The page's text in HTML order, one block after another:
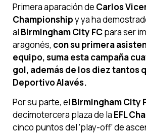
Primera aparación de Carlos
Championshipy ya ha
al Birmingham City FCpara ser
aragonés, con su primera
equipo, suma esta campaña
gol, además de los diez tantos
Deportivo Alavés.
Por su parte, el Birmingham City
decimotercera plaza de la EFL
cinco puntos del ‘play-off’ de